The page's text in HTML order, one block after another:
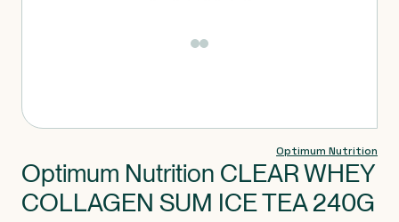
Optimum Nutrition
Optimum Nutrition CLEAR WHEY
COLLAGEN SUM ICE TEA 240G